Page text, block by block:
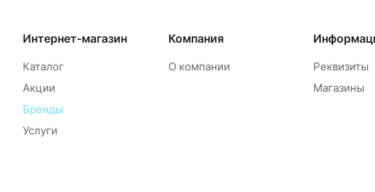
Интернет-магазин
Каталог
Акции
Бренды
Услуги
Компания
О компании
Реквизиты
Магазины